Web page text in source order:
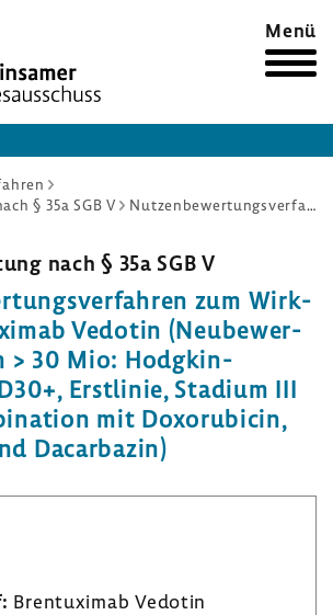
Menü
§ 35a SGB V
Nutzenbewertungsverfahren zum Wirkstoff Brentuximab Vedotin (Neubewertung Orphan > 30 Mio: Hodgkin-Lymphom, CD30+, Erstlinie, Stadium III + IV, in Kombination mit Doxorubicin, Vinblastin und Dacarbazin)
nach § 35a SGB V
zum Wirk­
Vedotin (Neube­wer­
> 30 Mio: Hodgkin-​
Erst­linie, Stadium III
mit Doxo­ru­bicin,
Dacar­bazin)
Bren­tu­ximab Vedotin